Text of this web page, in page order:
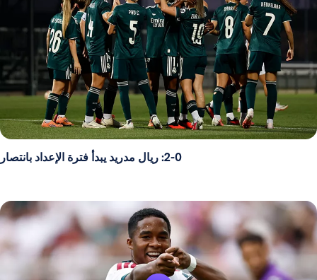
2-0: ريال مدريد يبدأ فترة الإعداد بانتصار